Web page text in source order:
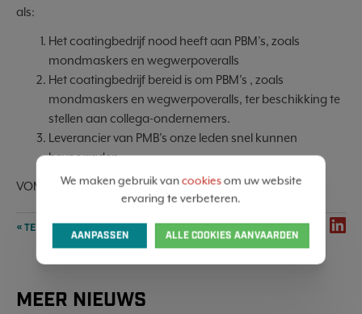
als:
Het coatingbedrijf nood heeft aan PBM’s, zoals
mondmaskers en wegwerpoveralls
Het coatingbedrijf bereid is om PBM’s , zoals
mondmaskers en wegwerpoveralls, ter beschikking te
stellen aan collega-ondernemers.
Leverancier van PMB’s onze leden snel kunnen
bevoorraden.
VOM brengt onze leden met elkaar in verbinding!
« TERUG NAAR OVERZICHT SHARE
MEER NIEUWS
We maken gebruik vancookiesom uw website
ervaring te verbeteren.
AANPASSEN ALLE COOKIES AANVAARDEN